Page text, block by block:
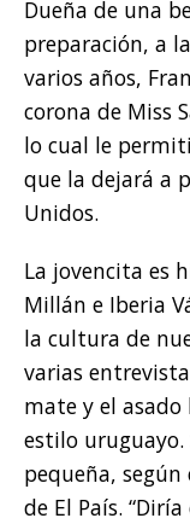
Dueña de una
preparación, a
varios años,
corona de Miss
lo cual le
que la dejará a
Unidos.
La jovencita es
Millán e Iberia
la cultura de
varias
mate y el
estilo uruguayo.
pequeña,
de El País.